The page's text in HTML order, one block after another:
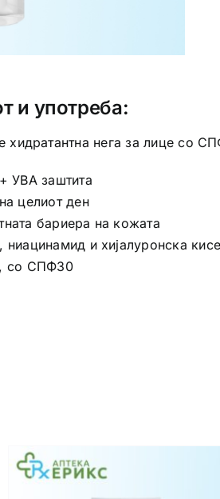
и употреба:
хидратантна нега за лице со
УВА заштита
целиот ден
бариера на кожата
и хијалуронска
со СПФ30